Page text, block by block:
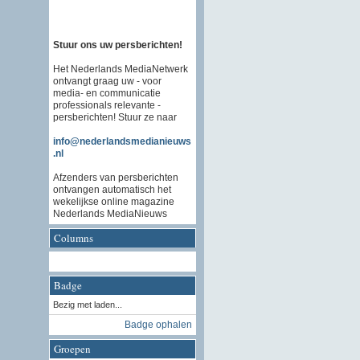
Stuur ons uw persberichten!
Het Nederlands MediaNetwerk
ontvangt graag uw - voor
media- en communicatie
professionals relevante -
persberichten! Stuur ze naar
info@nederlandsmedianieuws
.nl
Afzenders van persberichten
ontvangen automatisch het
wekelijkse online magazine
Nederlands MediaNieuws
Columns
Badge
Bezig met laden...
Badge ophalen
Groepen